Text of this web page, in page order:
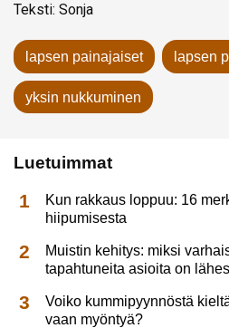
Teksti: Sonja
lapsen painajaiset lapsen
yksin nukkuminen
Luetuimmat
Kun rakkaus loppuu: 16
hiipumisesta
Muistin kehitys: miksi
tapahtuneita asioita on
Voiko kummipyynnöstä
vaan myöntyä?